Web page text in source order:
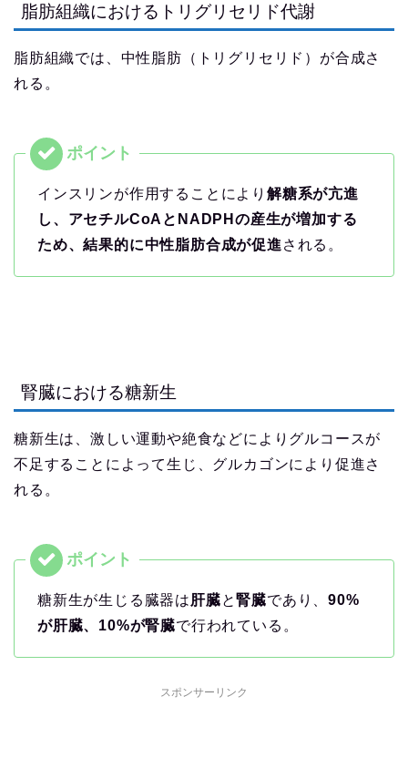
脂肪組織におけるトリグリセリド代謝
脂肪組織では、中性脂肪（トリグリセリド）が合成さ
れる。
インスリンが作用することにより 解糖系が亢進
し、アセチルCoAとNADPHの産生が増加する
ため、結果的に中性脂肪合成が促進 される。
腎臓における糖新生
糖新生は、激しい運動や絶食などによりグルコースが
不足することによって生じ、グルカゴンにより促進さ
れる。
糖新生が生じる臓器は肝臓と腎臓であり、90%
が肝臓、10%が腎臓で行われている。
スポンサーリンク